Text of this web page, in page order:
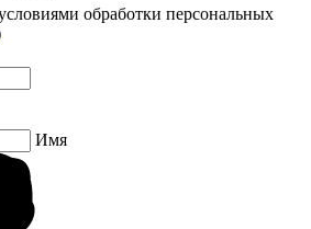
обработки персональных
Имя